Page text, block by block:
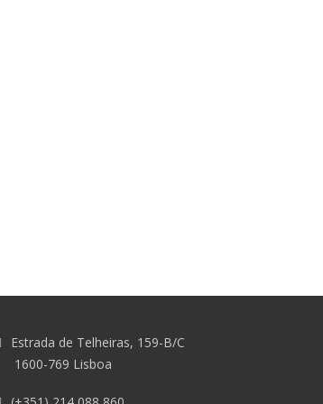
Estrada de Telheiras, 159-B/C
1600-769 Lisboa